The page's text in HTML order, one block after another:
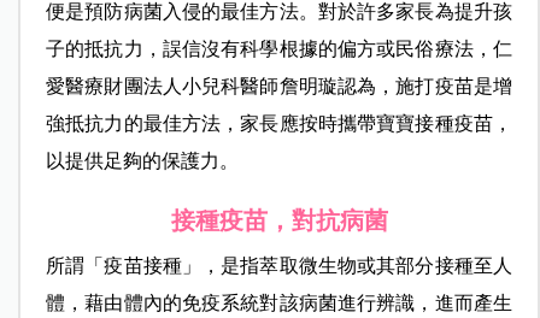
便是預防病菌入侵的最佳方法。對於許多家長為提升孩
子的抵抗力，誤信沒有科學根據的偏方或民俗療法，仁
愛醫療財團法人小兒科醫師詹明璇認為，施打疫苗是增
強抵抗力的最佳方法，家長應按時攜帶寶寶接種疫苗，
以提供足夠的保護力。
接種疫苗，對抗病菌
所謂「疫苗接種」，是指萃取微生物或其部分接種至人
體，藉由體內的免疫系統對該病菌進行辨識，進而產生